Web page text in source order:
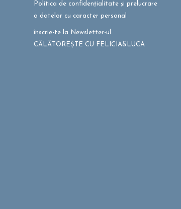
Politica de confidențialitate și prelucrare
a datelor cu caracter personal
înscrie-te la Newsletter-ul
CĂLĂTOREȘTE CU FELICIA&LUCA